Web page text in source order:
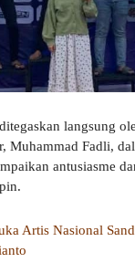
langsung
Muhammad Fadli,
antusiasme
Artis Nasional